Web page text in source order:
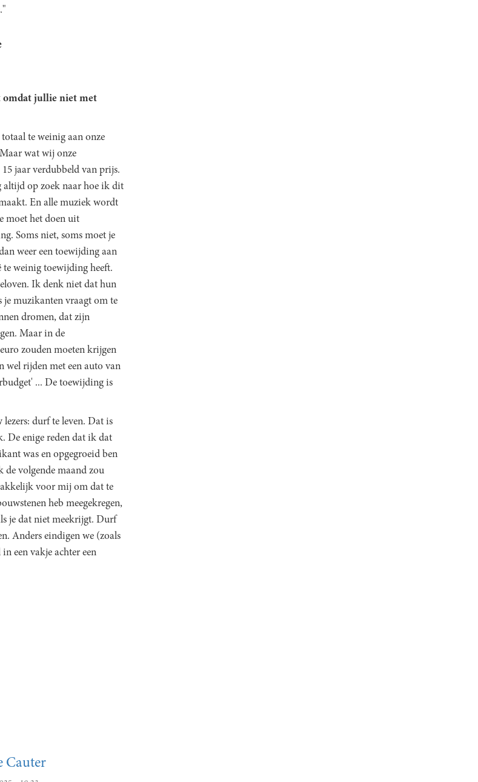
omdat jullie niet met
te weinig aan onze
wat wij onze
jaar verdubbeld van prijs.
altijd op zoek naar hoe ik dit
En alle muziek wordt
moet het doen uit
Soms niet, soms moet je
weer een toewijding aan
te weinig toewijding heeft.
Ik denk niet dat hun
je muzikanten vraagt om te
dromen, dat zijn
Maar in de
zouden moeten krijgen
wel rijden met een auto van
... De toewijding is
lezers: durf te leven. Dat is
De enige reden dat ik dat
was en opgegroeid ben
de volgende maand zou
voor mij om dat te
heb meegekregen,
je dat niet meekrijgt. Durf
Anders eindigen we (zoals
een vakje achter een
Cauter